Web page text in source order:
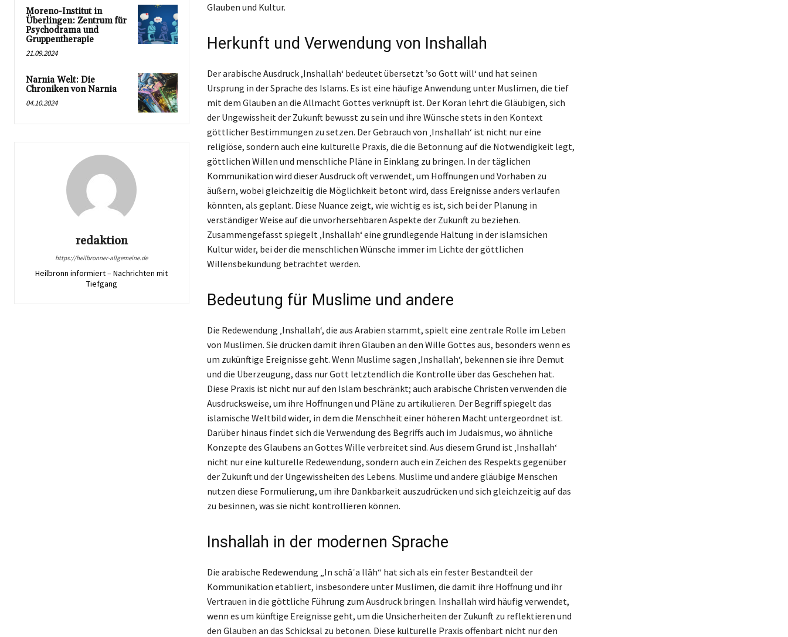
Moreno-Institut in
Überlingen: Zentrum für
Psychodrama und
Gruppentherapie
21.09.2024
Narnia Welt: Die
Chroniken von Narnia
04.10.2024
redaktion
https://heilbronner-allgemeine.de
Heilbronn informiert – Nachrichten mit
Tiefgang
Glauben und Kultur.
Herkunft und Verwendung von Inshallah
Der arabische Ausdruck ‚Inshallah‘ bedeutet übersetzt ’so Gott will‘ und hat seinen
Ursprung in der Sprache des Islams. Es ist eine häufige Anwendung unter Muslimen, die tief
mit dem Glauben an die Allmacht Gottes verknüpft ist. Der Koran lehrt die Gläubigen, sich
der Ungewissheit der Zukunft bewusst zu sein und ihre Wünsche stets in den Kontext
göttlicher Bestimmungen zu setzen. Der Gebrauch von ‚Inshallah‘ ist nicht nur eine
religiöse, sondern auch eine kulturelle Praxis, die die Betonnung auf die Notwendigkeit legt,
göttlichen Willen und menschliche Pläne in Einklang zu bringen. In der täglichen
Kommunikation wird dieser Ausdruck oft verwendet, um Hoffnungen und Vorhaben zu
äußern, wobei gleichzeitig die Möglichkeit betont wird, dass Ereignisse anders verlaufen
könnten, als geplant. Diese Nuance zeigt, wie wichtig es ist, sich bei der Planung in
verständiger Weise auf die unvorhersehbaren Aspekte der Zukunft zu beziehen.
Zusammengefasst spiegelt ‚Inshallah‘ eine grundlegende Haltung in der islamsichen
Kultur wider, bei der die menschlichen Wünsche immer im Lichte der göttlichen
Willensbekundung betrachtet werden.
Bedeutung für Muslime und andere
Die Redewendung ‚Inshallah‘, die aus Arabien stammt, spielt eine zentrale Rolle im Leben
von Muslimen. Sie drücken damit ihren Glauben an den Wille Gottes aus, besonders wenn es
um zukünftige Ereignisse geht. Wenn Muslime sagen ‚Inshallah‘, bekennen sie ihre Demut
und die Überzeugung, dass nur Gott letztendlich die Kontrolle über das Geschehen hat.
Diese Praxis ist nicht nur auf den Islam beschränkt; auch arabische Christen verwenden die
Ausdrucksweise, um ihre Hoffnungen und Pläne zu artikulieren. Der Begriff spiegelt das
islamische Weltbild wider, in dem die Menschheit einer höheren Macht untergeordnet ist.
Darüber hinaus findet sich die Verwendung des Begriffs auch im Judaismus, wo ähnliche
Konzepte des Glaubens an Gottes Wille verbreitet sind. Aus diesem Grund ist ‚Inshallah‘
nicht nur eine kulturelle Redewendung, sondern auch ein Zeichen des Respekts gegenüber
der Zukunft und der Ungewissheiten des Lebens. Muslime und andere gläubige Menschen
nutzen diese Formulierung, um ihre Dankbarkeit auszudrücken und sich gleichzeitig auf das
zu besinnen, was sie nicht kontrollieren können.
Inshallah in der modernen Sprache
Die arabische Redewendung „In schāʾa llāh“ hat sich als ein fester Bestandteil der
Kommunikation etabliert, insbesondere unter Muslimen, die damit ihre Hoffnung und ihr
Vertrauen in die göttliche Führung zum Ausdruck bringen. Inshallah wird häufig verwendet,
wenn es um künftige Ereignisse geht, um die Unsicherheiten der Zukunft zu reflektieren und
den Glauben an das Schicksal zu betonen. Diese kulturelle Praxis offenbart nicht nur den